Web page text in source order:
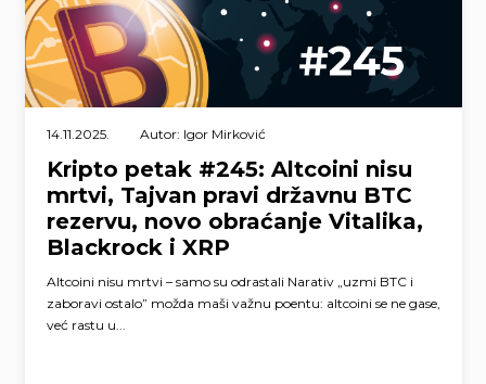
14.11.2025. Autor: Igor Mirković
Kripto petak #245: Altcoini nisu
mrtvi, Tajvan pravi državnu BTC
rezervu, novo obraćanje Vitalika,
Blackrock i XRP
Altcoini nisu mrtvi – samo su odrastali Narativ „uzmi BTC i
zaboravi ostalo” možda maši važnu poentu: altcoini se ne gase,
već rastu u...